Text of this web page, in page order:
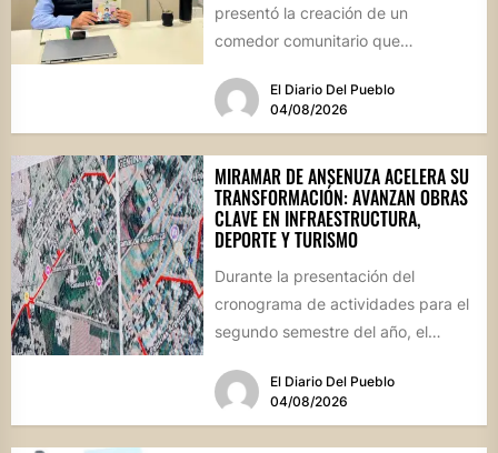
presentó la creación de un
comedor comunitario que
Salón...
El Diario Del Pueblo
04/08/2026
MIRAMAR DE ANSENUZA ACELERA SU
TRANSFORMACIÓN: AVANZAN OBRAS
CLAVE EN INFRAESTRUCTURA,
DEPORTE Y TURISMO
Durante la presentación del
cronograma de actividades para el
segundo semestre del año, el
el estado...El Diario Del Pueblo
04/08/2026